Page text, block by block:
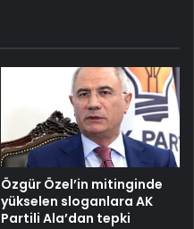
Özgür Özel’in mitinginde
yükselen sloganlara AK
Partili Ala’dan tepki